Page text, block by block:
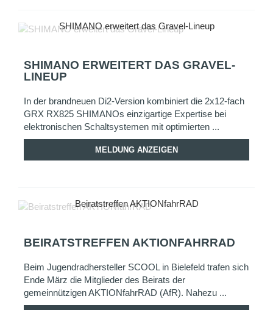
SHIMANO erweitert das Gravel-Lineup
SHIMANO ERWEITERT DAS GRAVEL-
LINEUP
In der brandneuen Di2-Version kombiniert die 2x12-fach
GRX RX825 SHIMANOs einzigartige Expertise bei
elektronischen Schaltsystemen mit optimierten ...
MELDUNG ANZEIGEN
Beiratstreffen AKTIONfahrRAD
BEIRATSTREFFEN AKTIONFAHRRAD
Beim Jugendradhersteller SCOOL in Bielefeld trafen sich
Ende März die Mitglieder des Beirats der
gemeinnützigen AKTIONfahrRAD (AfR). Nahezu ...